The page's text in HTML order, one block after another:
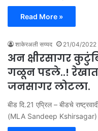
Read More »
शाकेरअली सय्यद 21/04/2022
अन क्षीरसागर
गळून पडले..!
जनसागर लोटला.
बीड दि.21 एप्रिल – बीडचे
(MLA Sandeep Kshirsagar)